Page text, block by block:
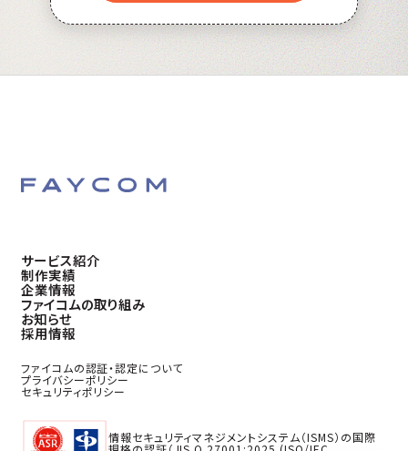
サービス紹介
制作実績
企業情報
ファイコムの取り組み
お知らせ
採用情報
ファイコムの認証・認定について
プライバシーポリシー
セキュリティポリシー
情報セキュリティマネジメントシステム（ISMS）の国際